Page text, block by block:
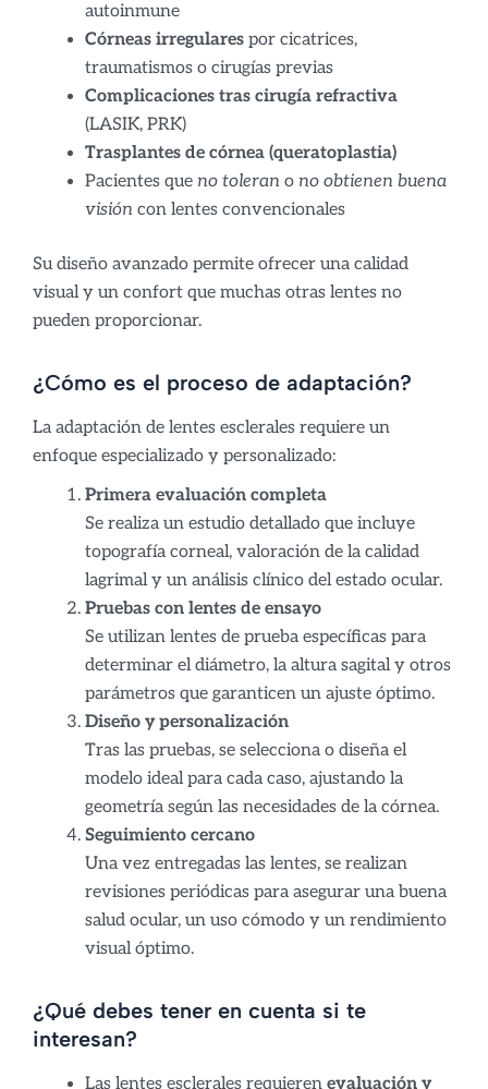
autoinmune
Córneas irregulares por cicatrices,
traumatismos o cirugías previas
Complicaciones tras cirugía refractiva
(LASIK, PRK)
Trasplantes de córnea (queratoplastia)
Pacientes que no toleran o no obtienen buena
visión con lentes convencionales
Su diseño avanzado permite ofrecer una calidad
visual y un confort que muchas otras lentes no
pueden proporcionar.
¿Cómo es el proceso de adaptación?
La adaptación de lentes esclerales requiere un
enfoque especializado y personalizado:
Primera evaluación completa
Se realiza un estudio detallado que incluye
topografía corneal, valoración de la calidad
lagrimal y un análisis clínico del estado ocular.
Pruebas con lentes de ensayo
Se utilizan lentes de prueba específicas para
determinar el diámetro, la altura sagital y otros
parámetros que garanticen un ajuste óptimo.
Diseño y personalización
Tras las pruebas, se selecciona o diseña el
modelo ideal para cada caso, ajustando la
geometría según las necesidades de la córnea.
Seguimiento cercano
Una vez entregadas las lentes, se realizan
revisiones periódicas para asegurar una buena
salud ocular, un uso cómodo y un rendimiento
visual óptimo.
¿Qué debes tener en cuenta si te
interesan?
Las lentes esclerales requieren evaluación y